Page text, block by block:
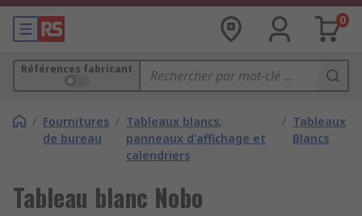
0
Références fabricant
/ Fournitures
de bureau
/ Tableaux blancs,
panneaux d'affichage et
calendriers
/ Tableaux
Blancs
Tableau blanc Nobo